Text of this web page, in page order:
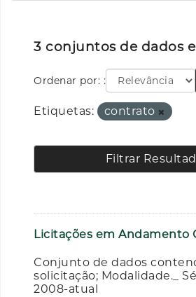
3 conjuntos de dados
Ordenar por:
Etiquetas: contrato
Filtrar
Licitações em Andamento
Conjunto de dados
solicitação; Modalidade._
2008-atual